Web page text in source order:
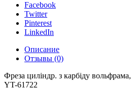
Facebook
Twitter
Pinterest
LinkedIn
Описание
Отзывы (0)
Фреза циліндр. з карбіду
YT-61722